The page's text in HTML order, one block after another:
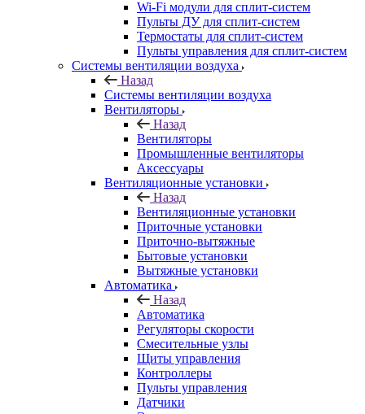
Wi-Fi модули для сплит-систем
Пульты ДУ для сплит-систем
Термостаты для сплит-систем
Пульты управления для сплит-систем
Системы вентиляции воздуха
Назад
Системы вентиляции воздуха
Вентиляторы
Назад
Вентиляторы
Промышленные вентиляторы
Аксессуары
Вентиляционные установки
Назад
Вентиляционные установки
Приточные установки
Приточно-вытяжные
Бытовые установки
Вытяжные установки
Автоматика
Назад
Автоматика
Регуляторы скорости
Смесительные узлы
Щиты управления
Контроллеры
Пульты управления
Датчики